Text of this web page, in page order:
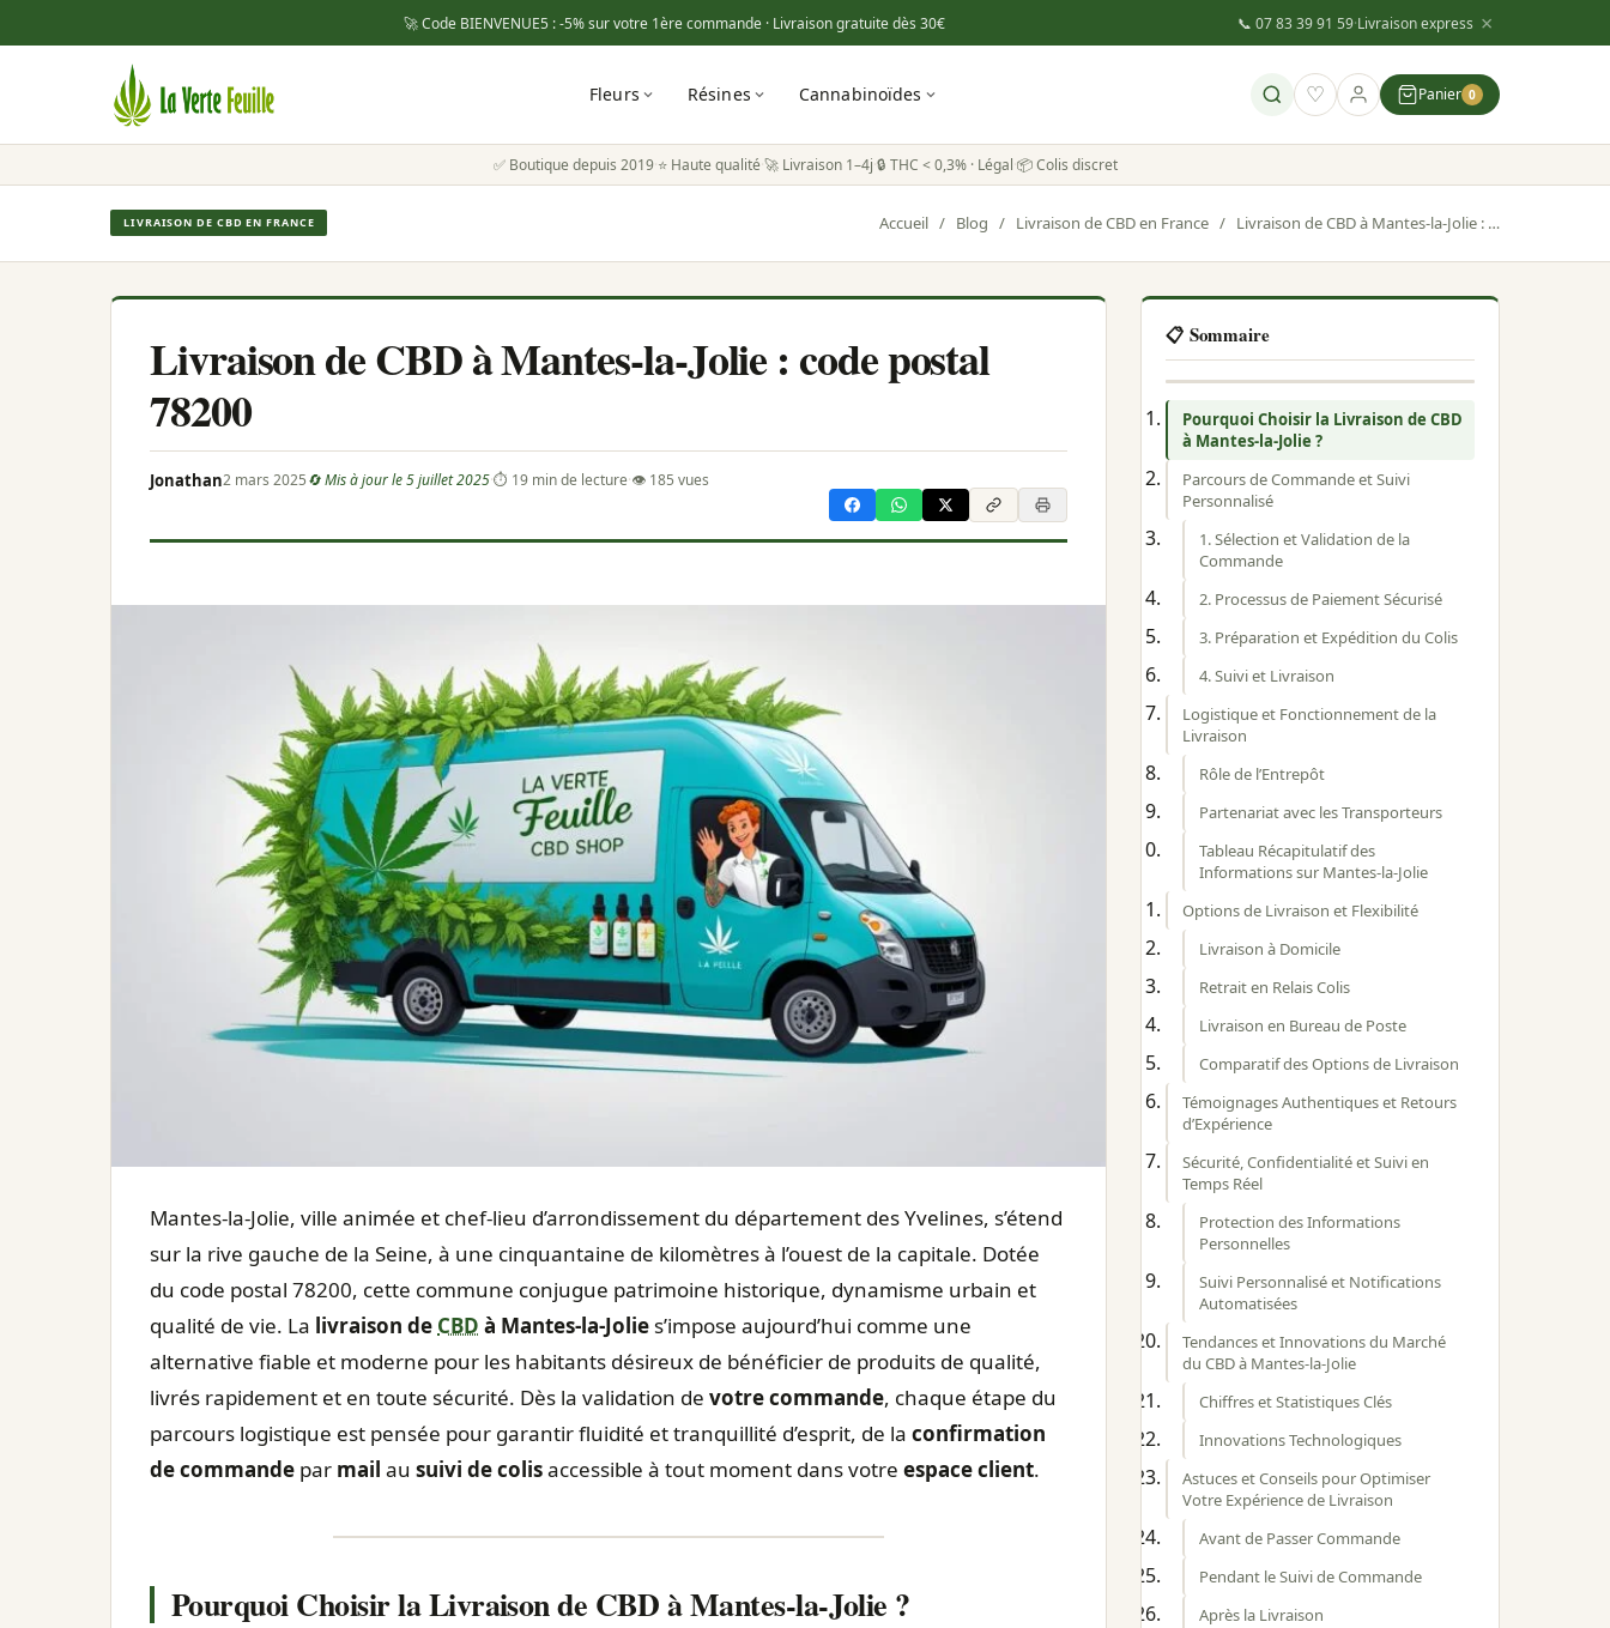
🚀 Code BIENVENUE5: -5% sur votre 1ère commande · Livraison gratuite dès 30€ 📞 07 83 39 91 59·Livraison express ×
Fleurs Résines Cannabinoïdes ♡ Panier 0
✅ Boutique depuis 2019·⭐ Haute qualité·🚀 Livraison 1–4j·🔒 THC < 0,3% · Légal·📦 Colis discret
LIVRAISON DE CBD EN FRANCE Accueil / Blog / Livraison de CBD en France / Livraison de CBD à Mantes-la-Jolie : code postal 78200
Livraison de CBD à Mantes-la-Jolie : code postal
78200
Jonathan2 mars 2025🔄 Mis à jour le 5 juillet 2025·⏱ 19 min de lecture·👁 185 vues
Mantes-la-Jolie, ville animée et chef-lieu d’arrondissement du département des Yvelines, s’étend
sur la rive gauche de la Seine, à une cinquantaine de kilomètres à l’ouest de la capitale. Dotée
du code postal 78200, cette commune conjugue patrimoine historique, dynamisme urbain et
qualité de vie. La livraison de CBD à Mantes-la-Jolie s’impose aujourd’hui comme une
alternative fiable et moderne pour les habitants désireux de bénéficier de produits de qualité,
livrés rapidement et en toute sécurité. Dès la validation de votre commande, chaque étape du
parcours logistique est pensée pour garantir fluidité et tranquillité d’esprit, de la confirmation
de commande par mail au suivi de colisaccessible à tout moment dans votre espace client.
Pourquoi Choisir la Livraison de CBD à Mantes-la-Jolie ?
📋 Sommaire
Pourquoi Choisir la Livraison de CBD
à Mantes-la-Jolie ?
Parcours de Commande et Suivi
Personnalisé
1. Sélection et Validation de la
Commande
2. Processus de Paiement Sécurisé
3. Préparation et Expédition du Colis
4. Suivi et Livraison
Logistique et Fonctionnement de la
Livraison
Rôle de l’Entrepôt
Partenariat avec les Transporteurs
Tableau Récapitulatif des
Informations sur Mantes-la-Jolie
Options de Livraison et Flexibilité
Livraison à Domicile
Retrait en Relais Colis
Livraison en Bureau de Poste
Comparatif des Options de Livraison
Témoignages Authentiques et Retours
d’Expérience
Sécurité, Confidentialité et Suivi en
Temps Réel
Protection des Informations
Personnelles
Suivi Personnalisé et Notifications
Automatisées
Tendances et Innovations du Marché
du CBD à Mantes-la-Jolie
Chiffres et Statistiques Clés
Innovations Technologiques
Astuces et Conseils pour Optimiser
Votre Expérience de Livraison
Avant de Passer Commande
Pendant le Suivi de Commande
Après la Livraison